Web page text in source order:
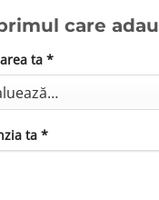
care
ta *
ta *